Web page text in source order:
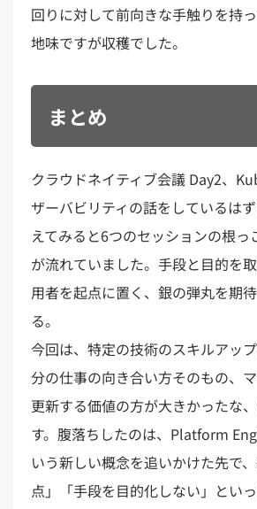
回りに対して前向きな手触りを持っ
地味ですが収穫でした。
まとめ
クラウドネイティブ会議 Day2、
ザーバビリティの話をしているは
えてみると6つのセッションの根っ
が流れていました。手段と目的を
用者を起点に置く、銀の弾丸を期
る。
今回は、特定の技術のスキルアッ
分の仕事の向き合い方そのもの、
更新する価値の方が大きかったな
す。腹落ちしたのは、Platform
いう新しい概念を追いかけた先で
点」「手段を目的化しない」とい